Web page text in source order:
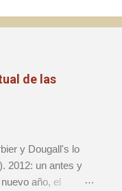
de las
y Dougall's lo
2012: un antes y
año, el